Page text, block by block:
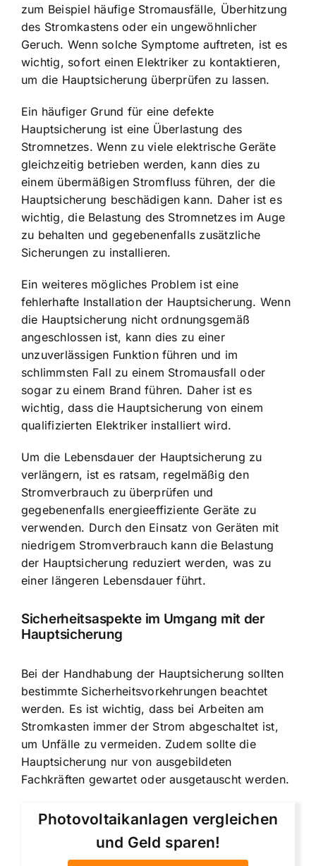
zum Beispiel häufige Stromausfälle, Überhitzung
des Stromkastens oder ein ungewöhnlicher
Geruch. Wenn solche Symptome auftreten, ist es
wichtig, sofort einen Elektriker zu kontaktieren,
um die Hauptsicherung überprüfen zu lassen.
Ein häufiger Grund für eine defekte
Hauptsicherung ist eine Überlastung des
Stromnetzes. Wenn zu viele elektrische Geräte
gleichzeitig betrieben werden, kann dies zu
einem übermäßigen Stromfluss führen, der die
Hauptsicherung beschädigen kann. Daher ist es
wichtig, die Belastung des Stromnetzes im Auge
zu behalten und gegebenenfalls zusätzliche
Sicherungen zu installieren.
Ein weiteres mögliches Problem ist eine
fehlerhafte Installation der Hauptsicherung. Wenn
die Hauptsicherung nicht ordnungsgemäß
angeschlossen ist, kann dies zu einer
unzuverlässigen Funktion führen und im
schlimmsten Fall zu einem Stromausfall oder
sogar zu einem Brand führen. Daher ist es
wichtig, dass die Hauptsicherung von einem
qualifizierten Elektriker installiert wird.
Um die Lebensdauer der Hauptsicherung zu
verlängern, ist es ratsam, regelmäßig den
Stromverbrauch zu überprüfen und
gegebenenfalls energieeffiziente Geräte zu
verwenden. Durch den Einsatz von Geräten mit
niedrigem Stromverbrauch kann die Belastung
der Hauptsicherung reduziert werden, was zu
einer längeren Lebensdauer führt.
Sicherheitsaspekte im Umgang mit der
Hauptsicherung
Bei der Handhabung der Hauptsicherung sollten
bestimmte Sicherheitsvorkehrungen beachtet
werden. Es ist wichtig, dass bei Arbeiten am
Stromkasten immer der Strom abgeschaltet ist,
um Unfälle zu vermeiden. Zudem sollte die
Hauptsicherung nur von ausgebildeten
Fachkräften gewartet oder ausgetauscht werden.
Photovoltaikanlagen vergleichen
und Geld sparen!